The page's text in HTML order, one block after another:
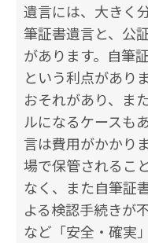
遺言には、大きく
筆証書遺言と、公
があります。自筆
という利点があり
おそれがあり、ま
ルになるケースも
言は費用がかかり
場で保管されるこ
なく、また自筆証
よる検認手続きが
など「安全・確実